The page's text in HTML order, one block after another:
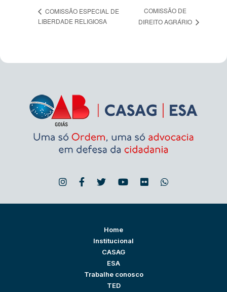
COMISSÃO ESPECIAL DE
LIBERDADE RELIGIOSA
COMISSÃO DE
DIREITO AGRÁRIO
Home
Institucional
CASAG
ESA
Trabalhe conosco
TED